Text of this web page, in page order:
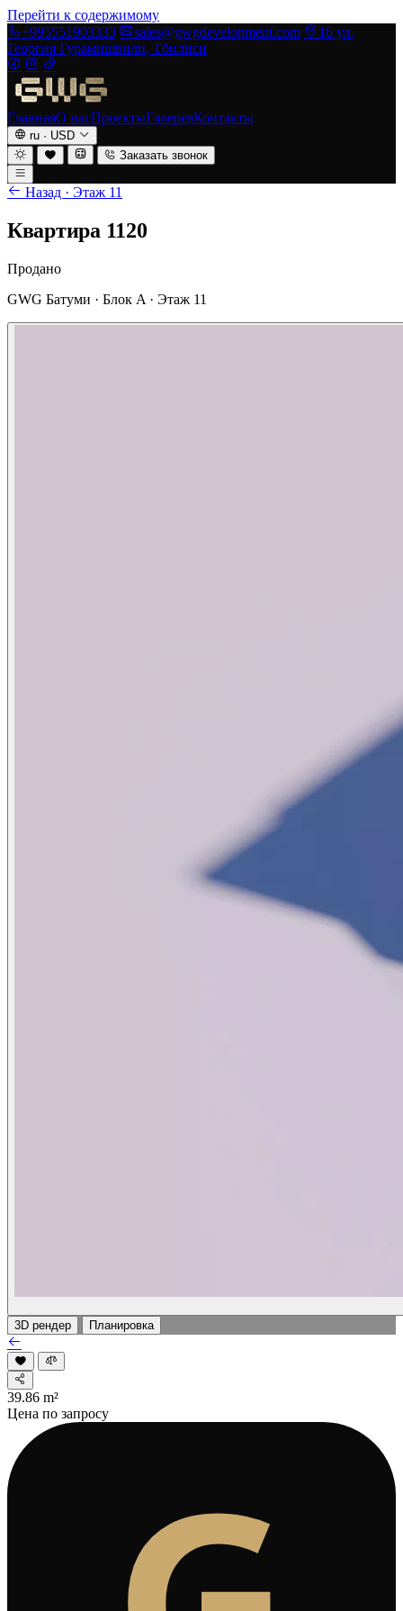
Перейти к содержимому
+995551903333
sales@gwgdevelopment.com
16 ул.
Георгия Гурамишвили, Тбилиси
ГлавнаяО насПроектыГалереяКонтакты
ru · USD
Заказать звонок
Назад · Этаж 11
Квартира 1120
Продано
GWG Батуми · Блок A · Этаж 11
3D рендер Планировка
39.86 m²
Цена по запросу